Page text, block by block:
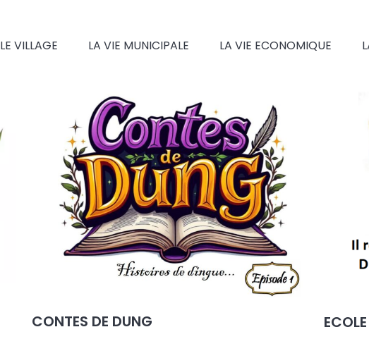
LE VILLAGE LA VIE MUNICIPALE LA VIE ECONOMIQUE
CONTES DE DUNG